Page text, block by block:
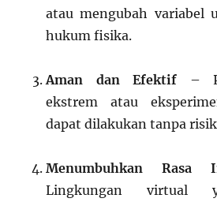
atau mengubah variabel
hukum fisika.
Aman dan Efektif –
ekstrem atau
dapat dilakukan tanpa
Menumbuhkan Rasa
Lingkungan virtual